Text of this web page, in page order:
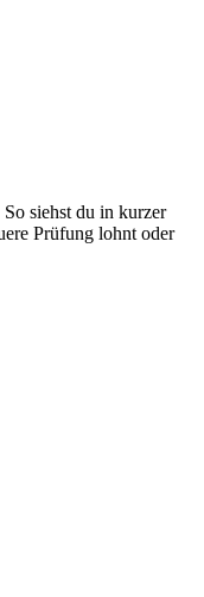
siehst du in kurzer
Prüfung lohnt oder